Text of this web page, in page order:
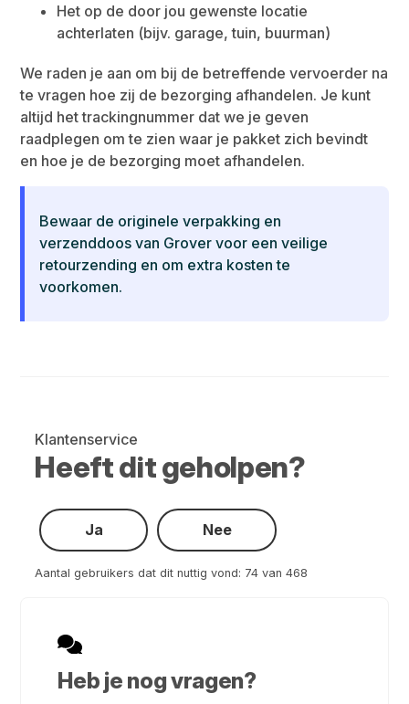
Het op de door jou gewenste locatie
achterlaten (bijv. garage, tuin, buurman)
We raden je aan om bij de betreffende vervoerder na
te vragen hoe zij de bezorging afhandelen. Je kunt
altijd het trackingnummer dat we je geven
raadplegen om te zien waar je pakket zich bevindt
en hoe je de bezorging moet afhandelen.
Bewaar de originele verpakking en
verzenddoos van Grover voor een veilige
retourzending en om extra kosten te
voorkomen.
Klantenservice
Heeft dit geholpen?
Ja Nee
Aantal gebruikers dat dit nuttig vond: 74 van 468
Heb je nog vragen?